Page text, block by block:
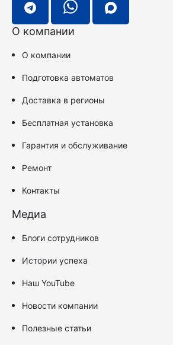
О компании
О компании
Подготовка автоматов
Доставка в регионы
Бесплатная установка
Гарантия и обслуживание
Ремонт
Контакты
Медиа
Блоги сотрудников
Истории успеха
Наш YouTube
Новости компании
Полезные статьи